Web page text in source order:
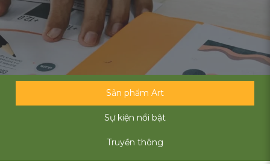
Sản phẩm Art
Sự kiện nổi bật
Truyền thông